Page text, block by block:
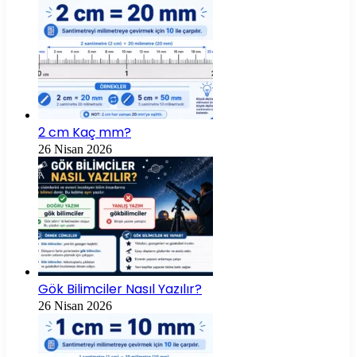
2 cm Kaç mm?
26 Nisan 2026
Gök Bilimciler Nasıl Yazılır?
26 Nisan 2026